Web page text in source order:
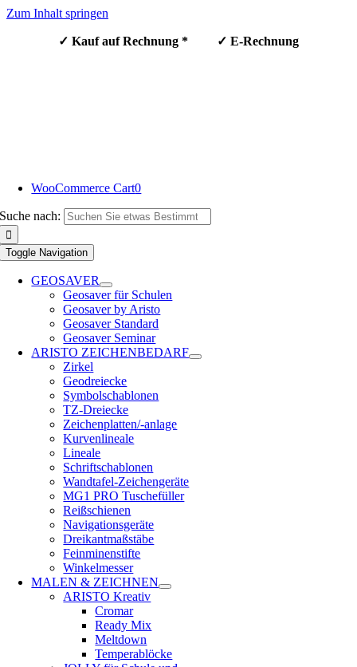
Zum Inhalt springen
✓ Kauf auf Rechnung * ✓ E-Rechnung
WooCommerce Cart0
Suche nach:
Toggle Navigation
GEOSAVER
Geosaver für Schulen
Geosaver by Aristo
Geosaver Standard
Geosaver Seminar
ARISTO ZEICHENBEDARF
Zirkel
Geodreiecke
Symbolschablonen
TZ-Dreiecke
Zeichenplatten/-anlage
Kurvenlineale
Lineale
Schriftschablonen
Wandtafel-Zeichengeräte
MG1 PRO Tuschefüller
Reißschienen
Navigationsgeräte
Dreikantmaßstäbe
Feinminenstifte
Winkelmesser
MALEN & ZEICHNEN
ARISTO Kreativ
Cromar
Ready Mix
Meltdown
Temperablöcke